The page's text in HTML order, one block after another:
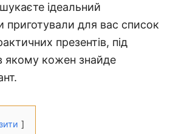
ідеальний
приготували для вас список
презентів, під
якому кожен знайде